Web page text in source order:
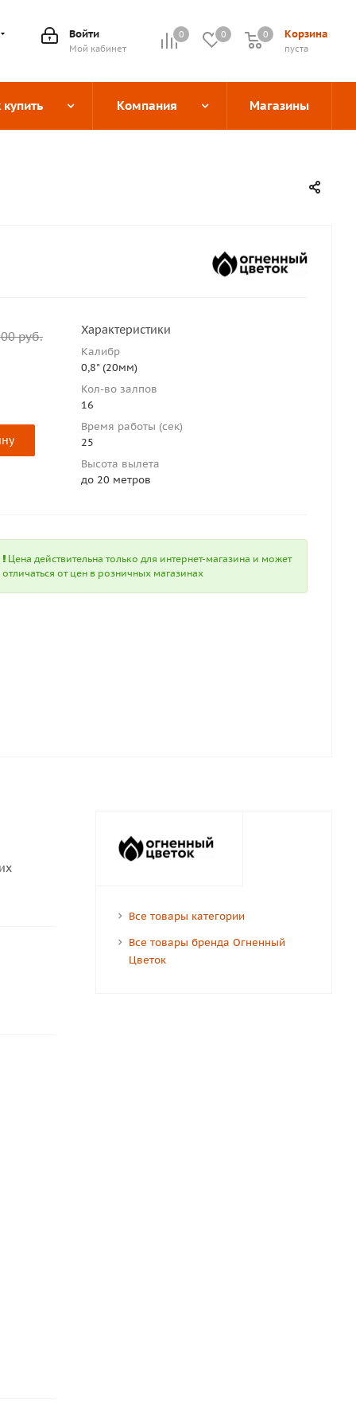
0 0 Корзина
0
пуста
0
Войти
Мой кабинет
купить Компания Магазины
руб. Характеристики
Калибр
0,8" (20мм)
Кол-во залпов
16
Время работы (сек)
25
Высота вылета
до 20 метров
Цена действительна только для интернет-магазина и может
отличаться от цен в розничных магазинах
Все товары категории
Все товары бренда Огненный
Цветок